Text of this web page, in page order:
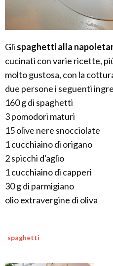
Gli spaghetti alla
cucinati con varie ricette,
molto gustosa, con la
due persone i seguenti
160 g di spaghetti
3 pomodori maturi
15 olive nere snocciolate
1 cucchiaino di origano
2 spicchi d'aglio
1 cucchiaino di capperi
30 g di parmigiano
olio extravergine di oliva
spaghetti